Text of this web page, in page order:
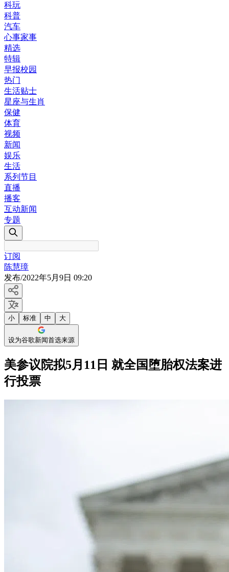
科玩
科普
汽车
心事家事
精选
特辑
早报校园
热门
生活贴士
星座与生肖
保健
体育
视频
新闻
娱乐
生活
系列节目
直播
播客
互动新闻
专题
订阅
陈慧璋
发布/2022年5月9日 09:20
小 标准 中 大
设为谷歌新闻首选来源
美参议院拟5月11日 就全国堕胎权法案进
行投票